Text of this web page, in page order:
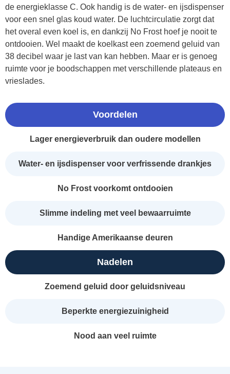
de energieklasse C. Ook handig is de water- en ijsdispenser
voor een snel glas koud water. De luchtcirculatie zorgt dat
het overal even koel is, en dankzij No Frost hoef je nooit te
ontdooien. Wel maakt de koelkast een zoemend geluid van
38 decibel waar je last van kan hebben. Maar er is genoeg
ruimte voor je boodschappen met verschillende plateaus en
vrieslades.
Voordelen
Lager energieverbruik dan oudere modellen
Water- en ijsdispenser voor verfrissende drankjes
No Frost voorkomt ontdooien
Slimme indeling met veel bewaarruimte
Handige Amerikaanse deuren
Nadelen
Zoemend geluid door geluidsniveau
Beperkte energiezuinigheid
Nood aan veel ruimte